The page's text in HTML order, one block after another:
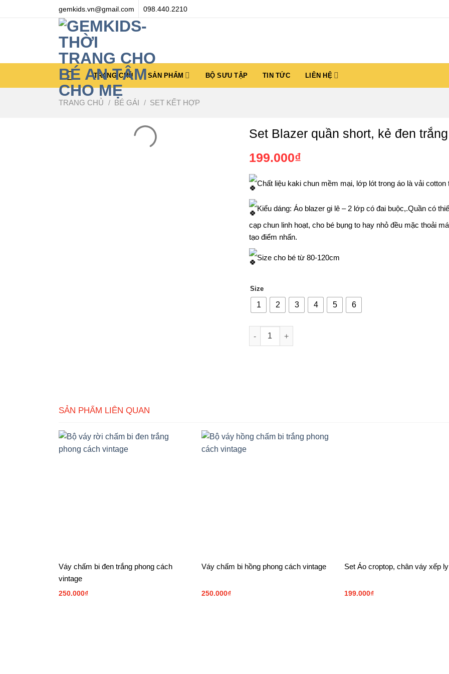
gemkids.vn@gmail.com 098.440.2210
TRANG CHỦ SẢN PHẨM BỘ SƯU TẬP TIN TỨC LIÊN HỆ
TRANG CHỦ / BÉ GÁI / SET KẾT HỢP
Set Blazer quần short, kẻ đen
199.000₫
Chất liệu kaki chun mềm mại, lớp lót trong áo là vải cotton
Kiểu dáng: Áo blazer gi lê – 2 lớp có đai buộc,.Quần có
cạp chun linh hoạt, cho bé bụng to hay nhỏ đều mặc thoải
tạo điểm nhấn.
Size cho bé từ 80-120cm
Size
1 2 3 4 5 6
Set Blazer quần short, kẻ đen trắng cá tính số lượng
SẢN PHẨM LIÊN QUAN
Váy chấm bi đen trắng phong cách
vintage
250.000₫
Váy chấm bi hồng phong cách vintage
250.000₫
Set Áo croptop, chân váy xếp ly
199.000₫